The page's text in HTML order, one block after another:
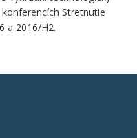
Stretnutie
a 2016/H2.